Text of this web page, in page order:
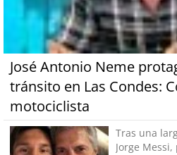
José Antonio Neme
tránsito en Las Condes:
motociclista
Tras una
Jorge